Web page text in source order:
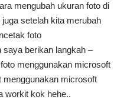
mengubah ukuran foto di
setelah kita merubah
foto
saya berikan langkah –
menggunakan microsoft
menggunakan microsoft
workit kok hehe..